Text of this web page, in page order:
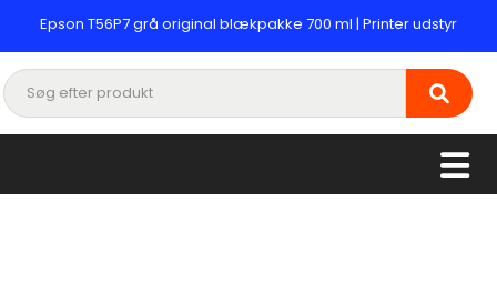
Epson T56P7 grå original blækpakke 700 ml | Printer udstyr